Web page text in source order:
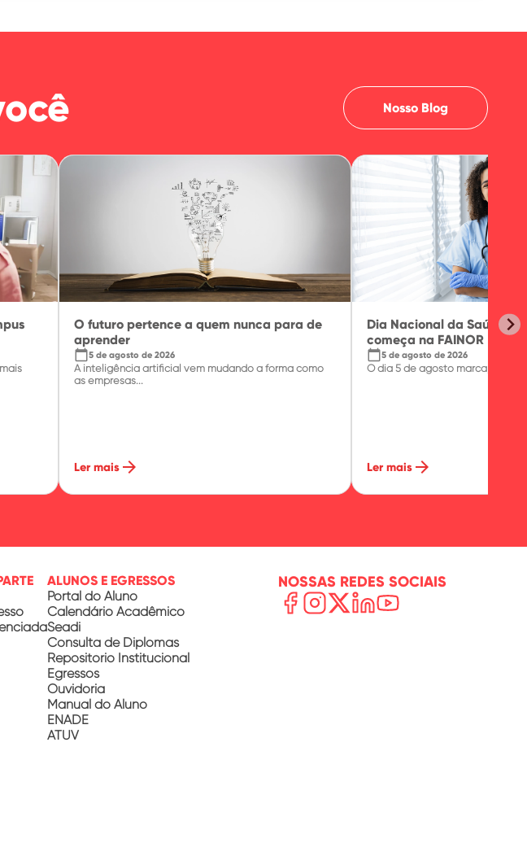
Nosso Blog
O futuro pertence a quem nunca para de
aprender
calendar_today5 de agosto de 2026
A inteligência artificial vem mudando a forma como
as empresas...
Ler mais arrow_forward
Dia Nacional da Saúde: o
começa na FAINOR
calendar_today5 de agosto de 2026
O dia 5 de agosto marca, no
Ler mais arrow_forward
ALUNOS E EGRESSOS
Portal do Aluno
Calendário Acadêmico
Seadi
Consulta de Diplomas
Repositório Institucional
Egressos
Ouvidoria
Manual do Aluno
ENADE
ATUV
NOSSAS REDES SOCIAIS